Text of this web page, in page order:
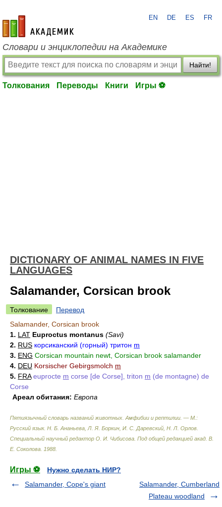
academic.ru
EN DE ES FR
Словари и энциклопедии на Академике
Найти!
Толкования Переводы Книги Игры ⚽
DICTIONARY OF ANIMAL NAMES IN FIVE
LANGUAGES
Salamander, Corsican brook
Толкование
Перевод
Salamander, Corsican brook
1. LAT Euproctus montanus (Savi)
2. RUS корсиканский (горный) тритон m
3. ENG Corsican mountain newt, Corsican brook salamander
4. DEU Korsischer Gebirgsmolch m
5. FRA euprocte m corse [de Corse], triton m (de montagne) de
Corse
Ареал обитания: Европа
Пятиязычный словарь названий животных. Амфибии и рептилии. — М.:
Русский язык. Н. Б. Ананьева, Л. Я. Боркин, И. С. Даревский, Н. Л. Орлов.
Специальный научный редактор О. И. Чибисова. Под общей редакцией акад. В.
Е. Соколова 1988
Игры ⚽
Нужно сделать НИР?
Salamander, Cope's giant
Salamander, Cumberland
Plateau woodland